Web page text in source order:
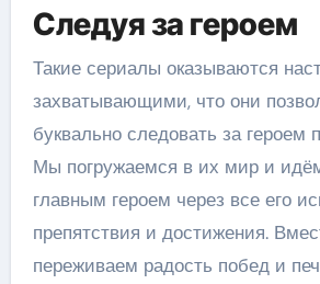
Следуя за героем
Такие сериалы оказываются
захватывающими, что они
буквально следовать за героем
Мы погружаемся в их мир и
главным героем через все его
препятствия и достижения.
переживаем радость побед и